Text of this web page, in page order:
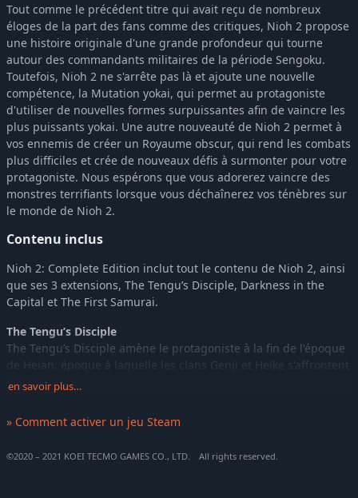
Tout comme le précédent titre qui avait reçu de nombreux
éloges de la part des fans comme des critiques, Nioh 2 propose
une histoire originale d'une grande profondeur qui tourne
autour des commandants militaires de la période Sengoku.
Toutefois, Nioh 2 ne s'arrête pas là et ajoute une nouvelle
compétence, la Mutation yokai, qui permet au protagoniste
d'utiliser de nouvelles formes surpuissantes afin de vaincre les
plus puissants yokai. Une autre nouveauté de Nioh 2 permet à
vos ennemis de créer un Royaume obscur, qui rend les combats
plus difficiles et crée de nouveaux défis à surmonter pour votre
protagoniste. Nous espérons que vous adorerez vaincre des
monstres terrifiants lorsque vous déchaînerez vos ténèbres sur
le monde de Nioh 2.
Contenu inclus
Nioh 2: Complete Edition inclut tout le contenu de Nioh 2, ainsi
que ses 3 extensions, The Tengu’s Disciple, Darkness in the
Capital et The First Samurai.
The Tengu’s Disciple
The Tengu’s Disciple amène le protagoniste à la fin de l'époque
de Heian, époque à laquelle les clans Genji et Heike s'affrontent
sans pitié. Revivez la bataille qui sert de prologue à l'histoire de
Darkness in the Capital
Heian, alors que les mauvais esprits et les yokai sévissent à
en savoir plus…
» Comment activer un jeu Steam
©2020 – 2021 KOEI TECMO GAMES CO., LTD. All rights reserved.